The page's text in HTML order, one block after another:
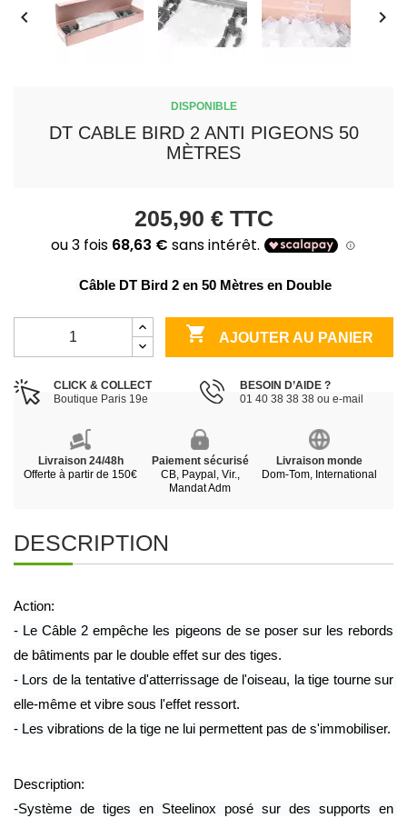
 
DISPONIBLE
DT CABLE BIRD 2 ANTI PIGEONS 50
MÈTRES
205,90 € TTC
Câble DT Bird 2 en 50 Mètres en Double
 AJOUTER AU PANIER
CLICK & COLLECT
Boutique Paris 19e
BESOIN D’AIDE ?
01 40 38 38 38 ou e-mail
Livraison 24/48h
Offerte à partir de 150€
Paiement sécurisé
CB, Paypal, Vir.,
Mandat Adm
Livraison monde
Dom-Tom, International
DESCRIPTION
Action:
- Le Câble 2 empêche les pigeons de se poser sur les rebords
de bâtiments par le double effet sur des tiges.
- Lors de la tentative d'atterrissage de l'oiseau, la tige tourne sur
elle-même et vibre sous l'effet ressort.
- Les vibrations de la tige ne lui permettent pas de s'immobiliser.
Description:
-Système de tiges en Steelinox posé sur des supports en